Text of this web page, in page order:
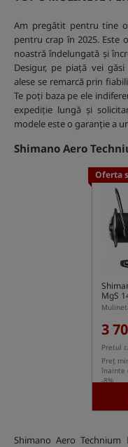
Am pregătit pentru tine
pentru crap în 2025. Este
noastră îndelungată și
Desigur, pe piață vei
alese se remarcă prin
Te poți baza pe ele
expediție lungă și
modele este o garanție a
Shimano Aero
Oferta
MgS
3
Pretul
Preț
înainte
-8%
Shimano Aero